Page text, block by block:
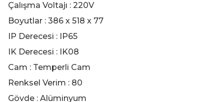
Çalışma Voltajı : 220V
Boyutlar : 386 x 518 x 77
IP Derecesi : IP65
IK Derecesi : IK08
Cam : Temperli Cam
Renksel Verim : 80
Gövde : Alüminyum